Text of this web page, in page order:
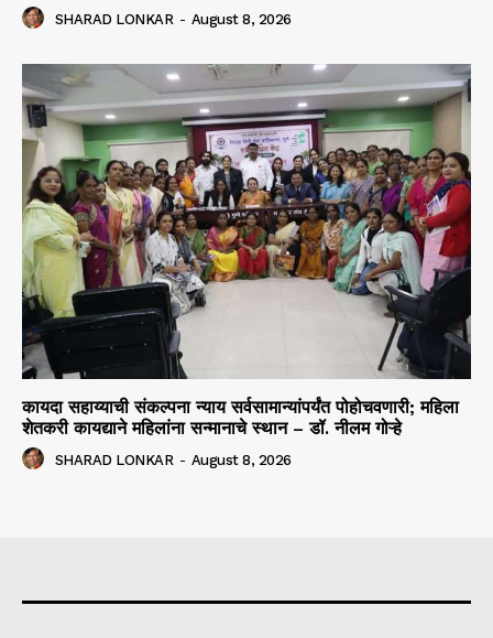
SHARAD LONKAR - August 8, 2026
कायदा सहाय्याची संकल्पना न्याय सर्वसामान्यांपर्यंत पोहोचवणारी; महिला
शेतकरी कायद्याने महिलांना सन्मानाचे स्थान – डॉ. नीलम गोऱ्हे
SHARAD LONKAR - August 8, 2026